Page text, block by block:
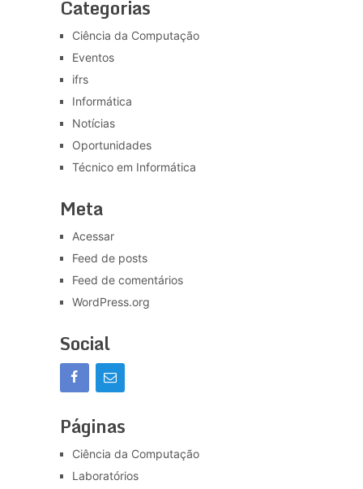
Categorias
Ciência da Computação
Eventos
ifrs
Informática
Notícias
Oportunidades
Técnico em Informática
Meta
Acessar
Feed de posts
Feed de comentários
WordPress.org
Social
Páginas
Ciência da Computação
Laboratórios